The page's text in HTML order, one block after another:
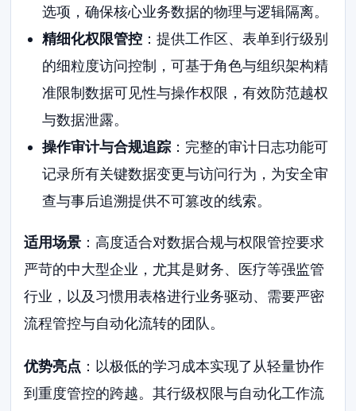
选项，确保核心业务数据的物理与逻辑隔离。
精细化权限管控：提供工作区、表单到行级别
的细粒度访问控制，可基于角色与组织架构精
准限制数据可见性与操作权限，有效防范越权
与数据泄露。
操作审计与合规追踪：完整的审计日志功能可
记录所有关键数据变更与访问行为，为安全审
查与事后追溯提供不可篡改的线索。
适用场景 ：高度适合对数据合规与权限管控要求
严苛的中大型企业，尤其是财务、医疗等强监管
行业，以及习惯用表格进行业务驱动、需要严密
流程管控与自动化流转的团队。
优势亮点 ：以极低的学习成本实现了从轻量协作
到重度管控的跨越。其行级权限与自动化工作流